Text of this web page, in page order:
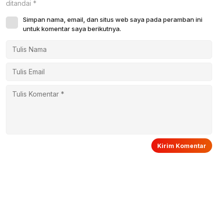
ditandai *
Simpan nama, email, dan situs web saya pada peramban ini
untuk komentar saya berikutnya.